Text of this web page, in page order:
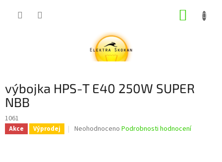
výbojka HPS-T E40 250W SUPER
NBB
1061
Akce Výprodej
Průměrné
Neohodnoceno Podrobnosti hodnocení